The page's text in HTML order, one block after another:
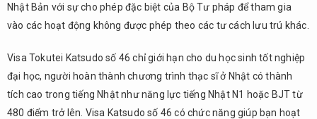
đặc
Tóm
tắt
Nhật Bản với sự cho phép đặc biệt của Bộ Tư pháp để tham gia
vào các hoạt động không được phép theo các tư cách lưu trú khác.
Visa Tokutei Katsudo số 46 chỉ giới hạn cho du học sinh tốt nghiệp
đại học, người hoàn thành chương trình thạc sĩ ở Nhật có thành
tích cao trong tiếng Nhật như năng lực tiếng Nhật N1 hoặc BJT từ
480 điểm trở lên. Visa Katsudo số 46 có chức năng giúp bạn hoạt